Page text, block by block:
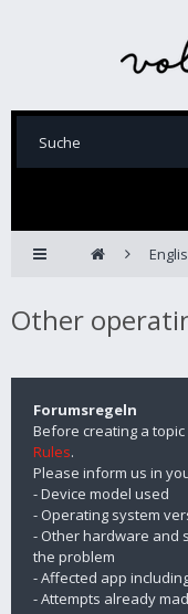
Other
Forumsregeln
Before creating a
Rules.
Please inform us in
- Device model used
- Operating system
- Other hardware and
the problem
- Affected app
- Attempts already